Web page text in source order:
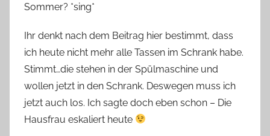
Sommer? *sing*
Ihr denkt nach dem Beitrag hier bestimmt, dass
ich heute nicht mehr alle Tassen im Schrank habe.
Stimmt…die stehen in der Spülmaschine und
wollen jetzt in den Schrank. Deswegen muss ich
jetzt auch los. Ich sagte doch eben schon – Die
Hausfrau eskaliert heute